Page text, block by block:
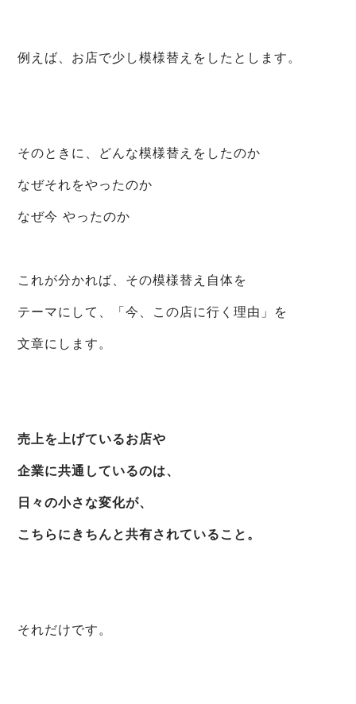
例えば、お店で少し模様替えをしたとします。
そのときに、どんな模様替えをしたのか
なぜそれをやったのか
なぜ今 やったのか
これが分かれば、その模様替え自体を
テーマにして、「今、この店に行く理由」を
文章にします。
売上を上げているお店や
企業に共通しているのは、
日々の小さな変化が、
こちらにきちんと共有されていること。
それだけです。